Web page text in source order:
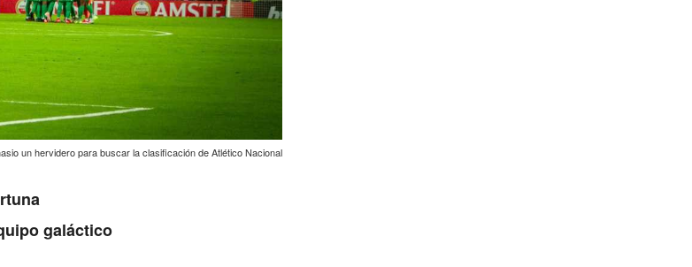
un hervidero para buscar la clasificación de Atlético Nacional
galáctico